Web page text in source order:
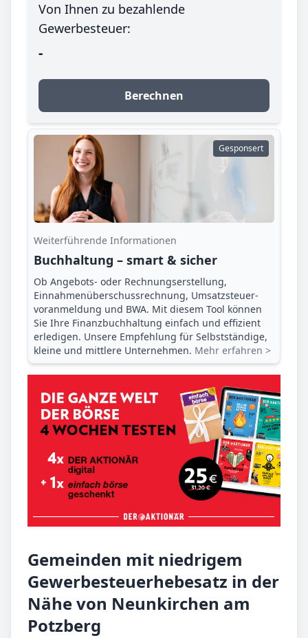
Von Ihnen zu bezahlende
Gewerbesteuer:
-
Berechnen
Gesponsert
Weiterführende Informationen
Buchhaltung – smart & sicher
Ob Angebots- oder Rechnungserstellung,
Einnahmenüberschuss­rechnung, Umsatzsteuer­
voranmeldung und BWA. Mit diesem Tool können
Sie Ihre Finanz­buchhaltung einfach und effizient
erledigen. Unsere Empfehlung für Selbstständige,
kleine und mittlere Unternehmen. Mehr erfahren >
Gemeinden mit niedrigem
Gewerbesteuerhebesatz in der
Nähe von Neunkirchen am
Potzberg